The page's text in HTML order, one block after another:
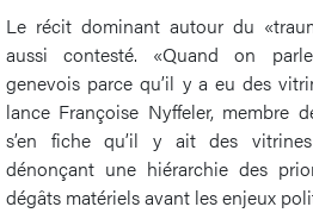
Le récit dominant autour du
aussi contesté. «Quand on
genevois parce qu’il y a eu des
lance Françoise Nyffeler, membre
s’en fiche qu’il y ait des vitrines
dénonçant une hiérarchie des
dégâts matériels avant les enjeux